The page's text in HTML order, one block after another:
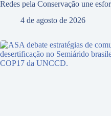
Redes pela Conservação une
4 de agosto de 2026